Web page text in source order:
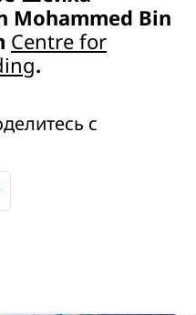
Mohammed Bin
Centre for
.
с